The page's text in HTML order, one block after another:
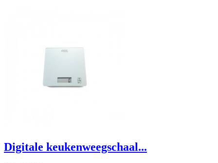
Digitale keukenweegschaal...